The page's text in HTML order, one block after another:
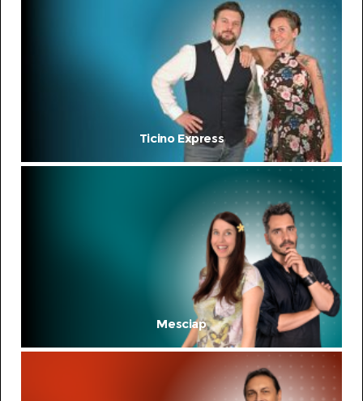
Ticino Express
Mesciap